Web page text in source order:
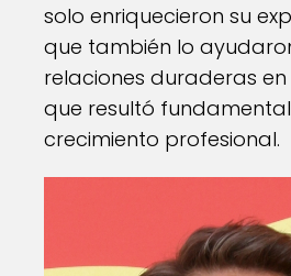
solo enriquecieron su
que también lo
relaciones duraderas en
que resultó
crecimiento profesional.